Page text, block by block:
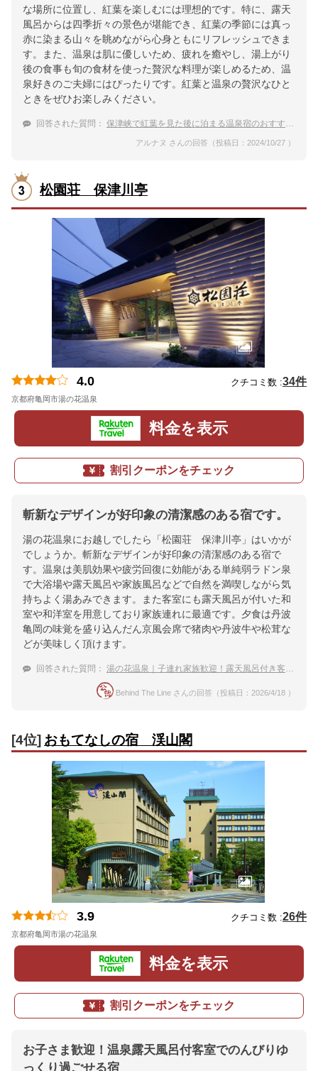
な場所に位置し、紅葉を楽しむには理想的です。特に、露天
風呂からは四季折々の景色が堪能でき、紅葉の季節には真っ
赤に染まる山々を眺めながら心身ともにリフレッシュできま
す。また、温泉は肌に優しいため、疲れを癒やし、湯上がり
後の食事も旬の食材を使った贅沢な料理が楽しめるため、温
泉好きのご夫婦にはぴったりです。紅葉と温泉の贅沢なひと
ときをぜひお楽しみください。
回答された質問： 保津峡で紅葉を見た後に泊まる温泉宿のおすすめは？
アルナヌ さんの回答（投稿日：2024/10/27 ）
松園荘 保津川亭
4.0 クチコミ数 :34件
京都府亀岡市湯の花温泉
料金を表示
割引クーポンをチェック
斬新なデザインが好印象の清潔感のある宿です。
湯の花温泉にお越しでしたら「松園荘 保津川亭」はいかが
でしょうか。斬新なデザインが好印象の清潔感のある宿で
す。温泉は美肌効果や疲労回復に効能がある単純弱ラドン泉
で大浴場や露天風呂や家族風呂などで自然を満喫しながら気
持ちよく湯あみできます。また客室にも露天風呂が付いた和
室や和洋室を用意しており家族連れに最適です。夕食は丹波
亀岡の味覚を盛り込んだん京風会席で猪肉や丹波牛や松茸な
どが美味しく頂けます。
回答された質問： 湯の花温泉｜子連れ家族歓迎！露天風呂付き客室がある宿のおすすめは？
Behind The Line さんの回答（投稿日：2026/4/18 ）
[4位] おもてなしの宿 渓山閣
3.9 クチコミ数 :26件
京都府亀岡市湯の花温泉
料金を表示
割引クーポンをチェック
お子さま歓迎！温泉露天風呂付客室でのんびりゆ
っくり過ごせる宿